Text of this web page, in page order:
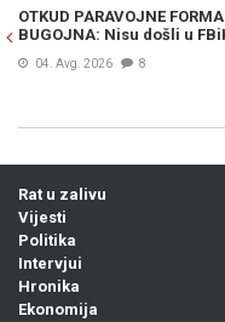
OTKUD PARAVOJNE
BUGOJNA: Nisu došli u
04. Avg. 2026 8
Rat u zalivu
Vijesti
Politika
Intervjui
Hronika
Ekonomija